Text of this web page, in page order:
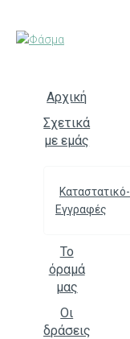
Αρχική
Σχετικά
με εμάς
Καταστατικό-
Εγγραφές
Το
όραμά
μας
Οι
δράσεις